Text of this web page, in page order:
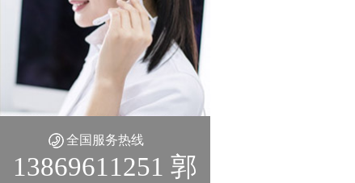
全国服务热线
13869611251 郭